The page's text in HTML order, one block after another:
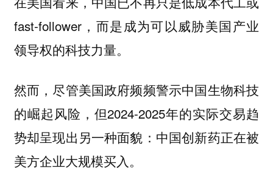
fast-follower，而是成为可以威胁美国产业
领导权的科技力量。
然而，尽管美国政府频频警示中国生物科技
的崛起风险，但2024-2025年的实际交易趋
势却呈现出另一种面貌：中国创新药正在被
美方企业大规模买入。